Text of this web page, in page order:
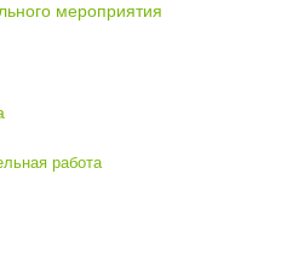
мероприятия
работа